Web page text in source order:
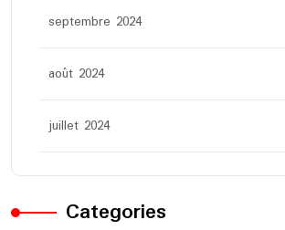
septembre 2024
août 2024
juillet 2024
Categories